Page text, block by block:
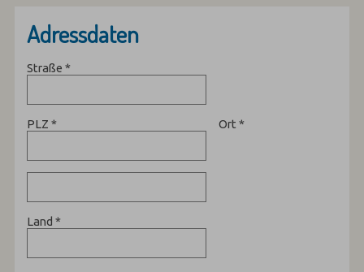
Adressdaten
Straße*
PLZ* Ort *
Land*